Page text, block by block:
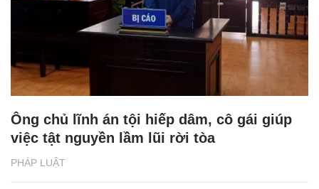
PHÁP LUẬT
Ông chủ lĩnh án tội hiếp dâm, cô gái giúp
việc tật nguyền lầm lũi rời tòa